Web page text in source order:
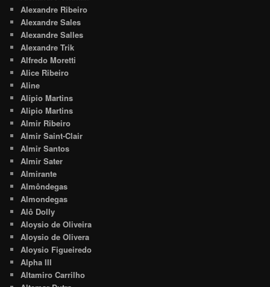
Alexandre Ribeiro
Alexandre Sales
Alexandre Salles
Alexandre Trik
Alfredo Moretti
Alice Ribeiro
Aline
Alípio Martins
Alipio Martins
Almir Ribeiro
Almir Saint-Clair
Almir Santos
Almir Sater
Almirante
Almôndegas
Almondegas
Alô Dolly
Aloysio de Oliveira
Aloysio de Olivera
Aloysio Figueiredo
Alpha III
Altamiro Carrilho